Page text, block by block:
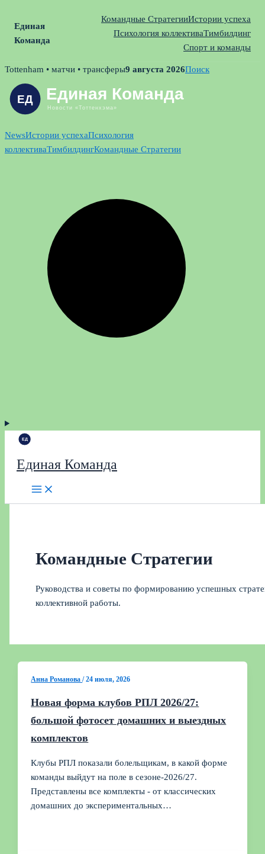
Единая
Команда
Командные СтратегииИстории успеха
Психология коллективаТимбилдинг
Спорт и команды
Skip
content
Tottenham • матчи • трансферы9 августа 2026Поиск
NewsИстории успехаПсихология
коллективаТимбилдингКомандные Стратегии
Единая Команда
Командные Стратегии
Руководства и советы по формированию успешных
коллективной работы.
Анна Романова/24 июля, 2026
Новая форма клубов РПЛ 2026/27:
большой фотосет домашних и выездных
комплектов
Клубы РПЛ показали болельщикам, в какой форме
команды выйдут на поле в сезоне-2026/27.
Представлены все комплекты - от классических
домашних до экспериментальных…